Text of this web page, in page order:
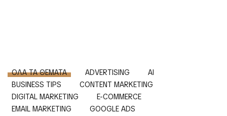
ΌΛΑ ΤΑ ΘΈΜΑΤΑ ADVERTISING
AI
BUSINESS TIPS
CONTENT MARKETING
DIGITAL MARKETING
E-COMMERCE
EMAIL MARKETING
GOOGLE ADS